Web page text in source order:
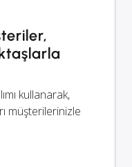
kullanarak,
müşterilerinizle